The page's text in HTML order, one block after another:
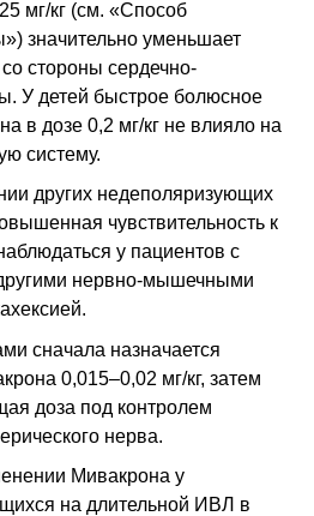
мг/кг (см. «Способ
значительно уменьшает
стороны сердечно-
У детей быстрое болюсное
в дозе 0,2 мг/кг не влияло на
систему.
других недеполяризующих
чувствительность к
у пациентов с
нервно-мышечными
сначала назначается
0,015–0,02 мг/кг, затем
доза под контролем
нерва.
Мивакрона у
на длительной ИВЛ в